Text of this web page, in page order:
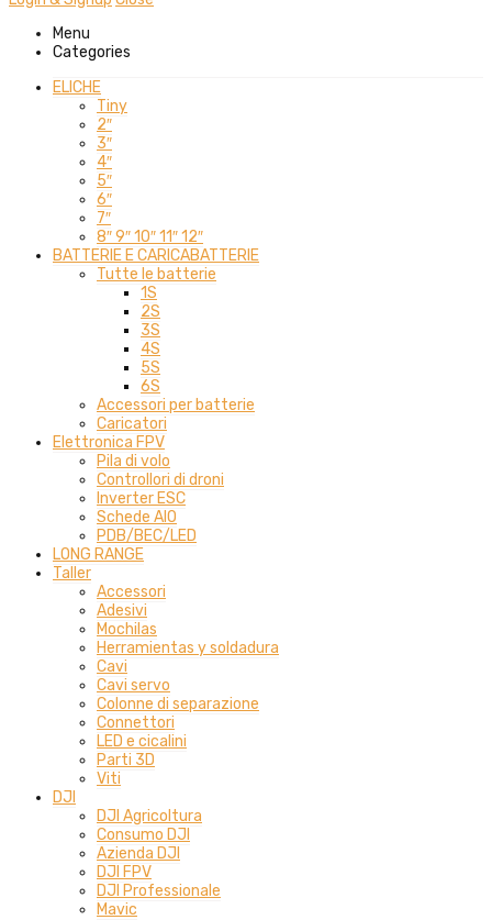
Menu
Categories
ELICHE
Tiny
2″
3″
4″
5″
6″
7″
8″ 9″ 10″ 11″ 12″
BATTERIE E CARICABATTERIE
Tutte le batterie
1S
2S
3S
4S
5S
6S
Accessori per batterie
Caricatori
Elettronica FPV
Pila di volo
Controllori di droni
Inverter ESC
Schede AIO
PDB/BEC/LED
LONG RANGE
Taller
Accessori
Adesivi
Mochilas
Herramientas y soldadura
Cavi
Cavi servo
Colonne di separazione
Connettori
LED e cicalini
Parti 3D
Viti
DJI
DJI Agricoltura
Consumo DJI
Azienda DJI
DJI FPV
DJI Professionale
Mavic